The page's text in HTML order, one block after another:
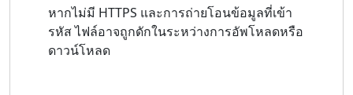
หากไม่มี HTTPS และการถ่ายโอนข้อมูลที่เข้า
รหัส ไฟล์อาจถูกดักในระหว่างการอัพโหลดหรือ
ดาวน์โหลด